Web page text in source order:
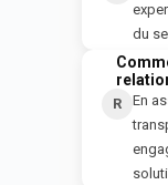
du
R
En